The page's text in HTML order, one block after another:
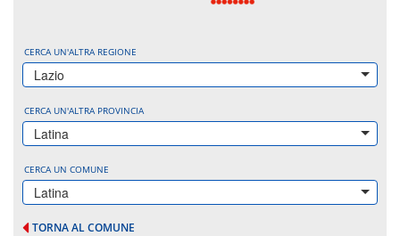
CERCA UN'ALTRA REGIONE
Lazio
CERCA UN'ALTRA PROVINCIA
Latina
CERCA UN COMUNE
Latina
TORNA AL COMUNE